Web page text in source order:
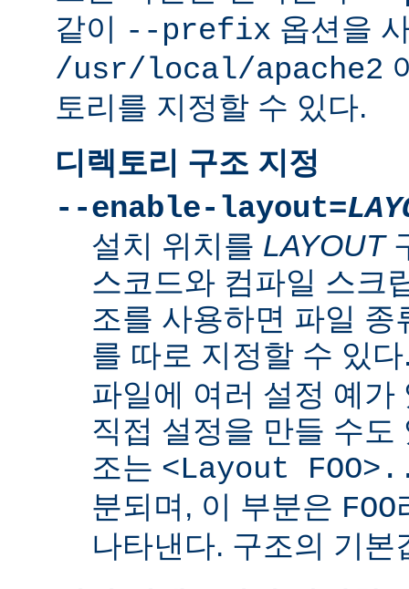
같이
--prefix 옵션을
/usr/local/apache2
토리를 지정할 수 있다.
디렉토리 구조 지정
--enable-layout=
설치 위치를 LAYOUT
스코드와 컴파일 스크
조를 사용하면 파일
를 따로 지정할 수 있
파일에 여러 설정 예가
직접 설정을 만들 수도
조는 <Layout
분되며, 이 부분은 FOO
나타낸다. 구조의 기